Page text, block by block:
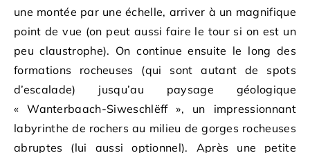
une montée par une échelle, arriver à un magnifique
point de vue (on peut aussi faire le tour si on est un
peu claustrophe). On continue ensuite le long des
formations rocheuses (qui sont autant de spots
d’escalade) jusqu’au paysage géologique
« Wanterbaach-Siweschlëff », un impressionnant
labyrinthe de rochers au milieu de gorges rocheuses
abruptes (lui aussi optionnel). Après une petite